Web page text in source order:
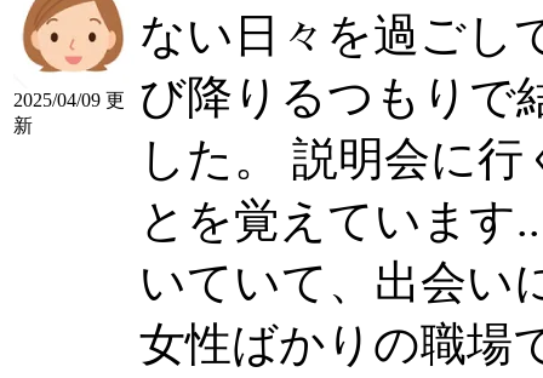
2025/04/09 更
新
ない日々を過ごし
び降りるつもりで
した。 説明会に
とを覚えています
いていて、出会い
女性ばかりの職場